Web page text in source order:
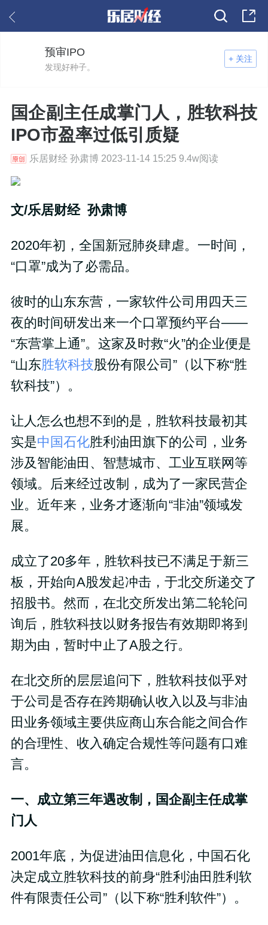
+ 关注
预审IPO
发现好种子。
国企副主任成掌门人，胜软科技
IPO市盈率过低引质疑
乐居财经 孙肃博 2023-11-14 15:25 9.4w阅读
文/乐居财经 孙肃博
2020年初，全国新冠肺炎肆虐。一时间，
“口罩”成为了必需品。
彼时的山东东营，一家软件公司用四天三
夜的时间研发出来一个口罩预约平台——
“东营掌上通”。这家及时救“火”的企业便是
“山东胜软科技股份有限公司”（以下称“胜
软科技”）。
让人怎么也想不到的是，胜软科技最初其
实是中国石化胜利油田旗下的公司，业务
涉及智能油田、智慧城市、工业互联网等
领域。后来经过改制，成为了一家民营企
业。近年来，业务才逐渐向“非油”领域发
展。
成立了20多年，胜软科技已不满足于新三
板，开始向A股发起冲击，于北交所递交了
招股书。然而，在北交所发出第二轮轮问
询后，胜软科技以财务报告有效期即将到
期为由，暂时中止了A股之行。
在北交所的层层追问下，胜软科技似乎对
于公司是否存在跨期确认收入以及与非油
田业务领域主要供应商山东合能之间合作
的合理性、收入确定合规性等问题有口难
言。
一、成立第三年遇改制，国企副主任成掌
门人
2001年底，为促进油田信息化，中国石化
决定成立胜软科技的前身“胜利油田胜利软
件有限责任公司”（以下称“胜利软件”）。